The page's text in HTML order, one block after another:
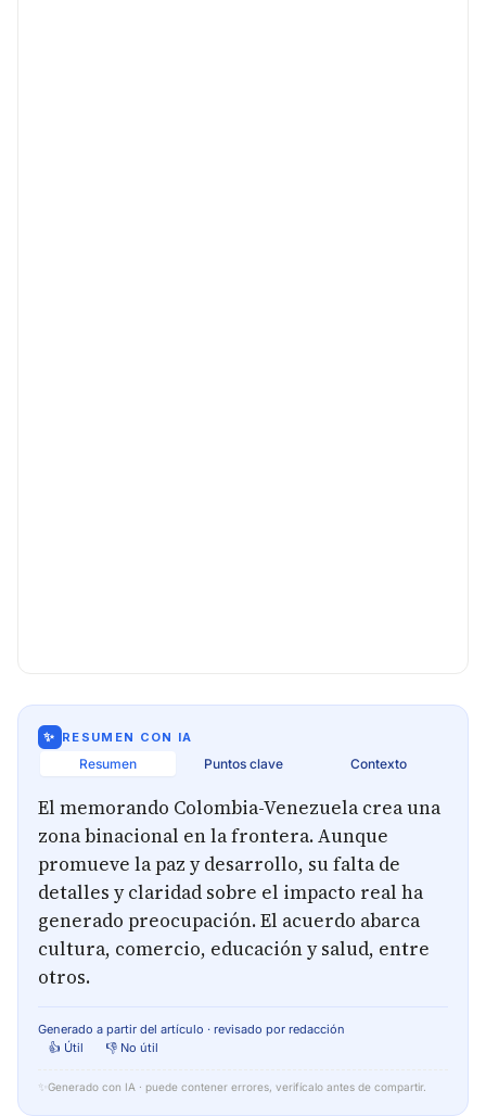
✨ RESUMEN CON IA
Resumen Puntos clave Contexto
El memorando Colombia-Venezuela crea una
zona binacional en la frontera. Aunque
promueve la paz y desarrollo, su falta de
detalles y claridad sobre el impacto real ha
generado preocupación. El acuerdo abarca
cultura, comercio, educación y salud, entre
otros.
Generado a partir del artículo · revisado por redacción
👍 Útil
👎 No útil
✨ Generado con IA · puede contener errores, verifícalo antes de compartir.